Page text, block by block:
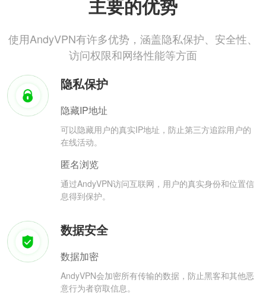
主要的优势
使用AndyVPN有许多优势，涵盖隐私保护、安全性、
访问权限和网络性能等方面
隐私保护
隐藏IP地址
可以隐藏用户的真实IP地址，防止第三方追踪用户的
在线活动。
匿名浏览
通过AndyVPN访问互联网，用户的真实身份和位置信
息得到保护。
数据安全
数据加密
AndyVPN会加密所有传输的数据，防止黑客和其他恶
意行为者窃取信息。